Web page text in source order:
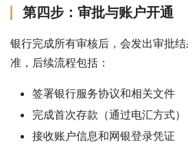
第四步：审批与账户开通
银行完成所有审核后，会发出审批
准，后续流程包括：
签署银行服务协议和相关文件
完成首次存款（通过电汇方式）
接收账户信息和网银登录凭证